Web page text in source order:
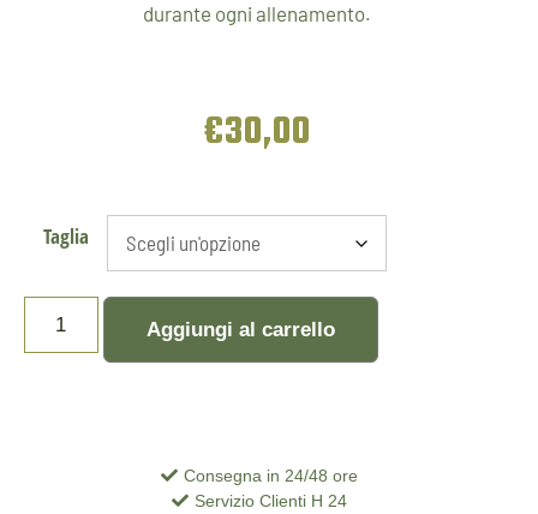
durante ogni allenamento.
€30,00
Taglia
Aggiungi al carrello
Consegna in 24/48 ore
Servizio Clienti H 24